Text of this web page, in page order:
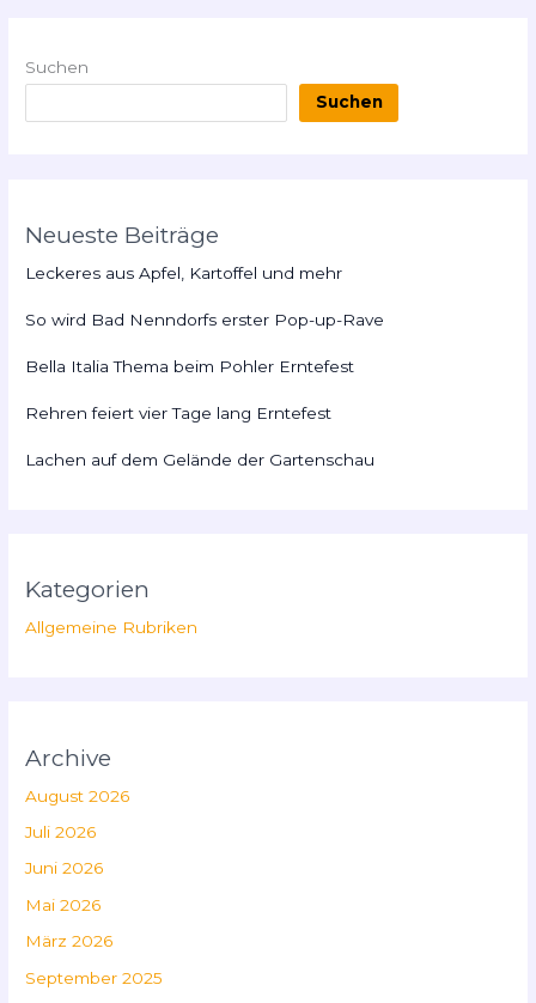
Suchen
Suchen
Neueste Beiträge
Leckeres aus Apfel, Kartoffel und mehr
So wird Bad Nenndorfs erster Pop-up-Rave
Bella Italia Thema beim Pohler Erntefest
Rehren feiert vier Tage lang Erntefest
Lachen auf dem Gelände der Gartenschau
Kategorien
Allgemeine Rubriken
Archive
August 2026
Juli 2026
Juni 2026
Mai 2026
März 2026
September 2025